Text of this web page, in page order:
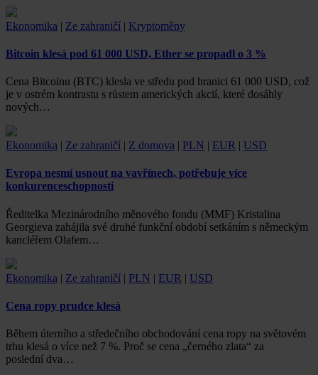
Ekonomika | Ze zahraničí | Kryptoměny
Bitcoin klesá pod 61 000 USD, Ether se propadl o 3 %
Cena Bitcoinu (BTC) klesla ve středu pod hranici 61 000 USD, což
je v ostrém kontrastu s růstem amerických akcií, které dosáhly
nových…
Ekonomika | Ze zahraničí | Z domova | PLN | EUR | USD
Evropa nesmí usnout na vavřínech, potřebuje více
konkurenceschopnosti
Ředitelka Mezinárodního měnového fondu (MMF) Kristalina
Georgieva zahájila své druhé funkční období setkáním s německým
kancléřem Olafem…
Ekonomika | Ze zahraničí | PLN | EUR | USD
Cena ropy prudce klesá
Během úterního a středečního obchodování cena ropy na světovém
trhu klesá o více než 7 %. Proč se cena „černého zlata“ za
poslední dva…